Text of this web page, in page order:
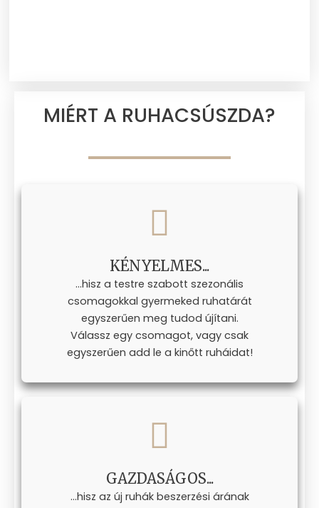
MIÉRT A RUHACSÚSZDA?
KÉNYELMES...
...hisz a testre szabott szezonális
csomagokkal gyermeked ruhatárát
egyszerűen meg tudod újítani.
Válassz egy csomagot, vagy csak
egyszerűen add le a kinőtt ruháidat!
GAZDASÁGOS...
...hisz az új ruhák beszerzési árának